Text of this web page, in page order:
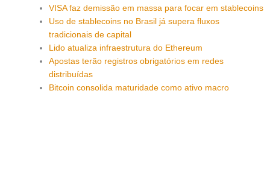
VISA faz demissão em massa para focar em stablecoins
Uso de stablecoins no Brasil já supera fluxos
tradicionais de capital
Lido atualiza infraestrutura do Ethereum
Apostas terão registros obrigatórios em redes
distribuídas
Bitcoin consolida maturidade como ativo macro